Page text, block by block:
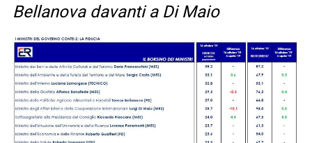
Bellanova davanti a Di Maio